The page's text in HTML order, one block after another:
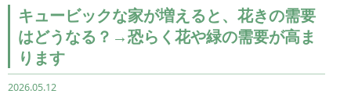
キュービックな家が増えると、花きの需要
はどうなる？→恐らく花や緑の需要が高ま
ります
2026.05.12